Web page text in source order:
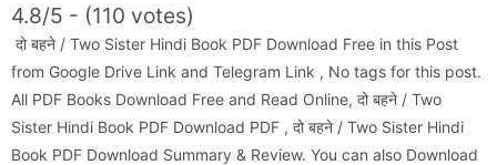
4.8/5 - (110 votes)
दो बहने / Two Sister Hindi Book PDF Download Free in this Post
from Google Drive Link and Telegram Link , No tags for this post.
All PDF Books Download Free and Read Online, दो बहने / Two
Sister Hindi Book PDF Download PDF , दो बहने / Two Sister Hindi
Book PDF Download Summary & Review. You can also Download